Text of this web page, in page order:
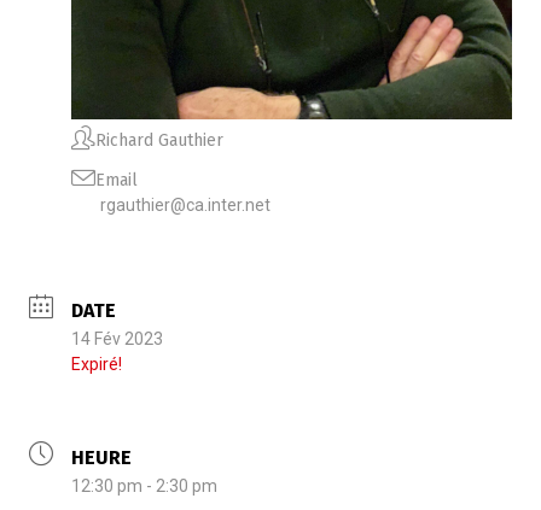
Richard Gauthier
Email
rgauthier@ca.inter.net
DATE
14 Fév 2023
Expiré!
HEURE
12:30 pm - 2:30 pm